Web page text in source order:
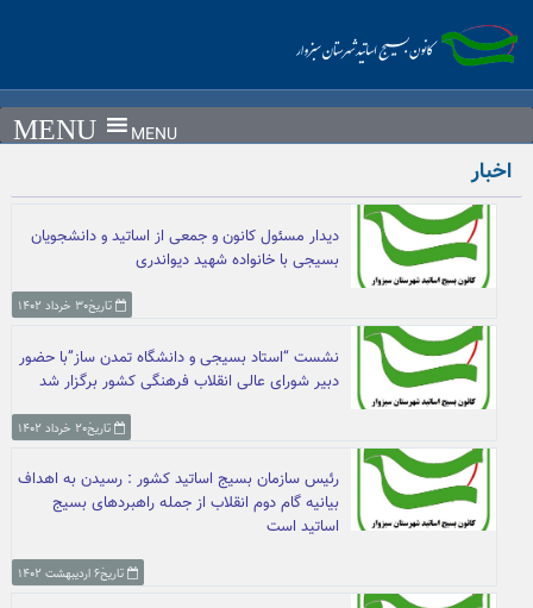
content
MENU
اخبار
دیدار مسئول کانون و جمعی از اساتید و دانشجویان
بسیجی با خانواده شهید دیواندری
تاریخ۳۰ خرداد ۱۴۰۲
نشست “استاد بسیجی و دانشگاه تمدن ساز”با حضور
دبیر شورای عالی انقلاب فرهنگی کشور برگزار شد
تاریخ۲۰ خرداد ۱۴۰۲
رئیس سازمان بسیج اساتید کشور : رسیدن به اهداف
بیانیه گام دوم انقلاب از جمله راهبردهای بسیج
اساتید است
تاریخ۶ اردیبهشت ۱۴۰۲